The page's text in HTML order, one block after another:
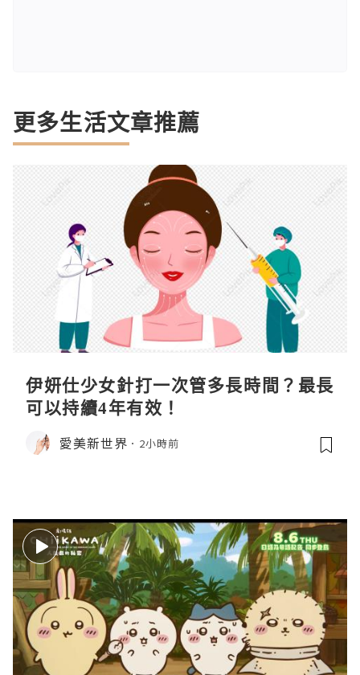
更多生活文章推薦
伊妍仕少女針打一次管多長時間？最長
可以持續4年有效！
愛美新世界 2小時前